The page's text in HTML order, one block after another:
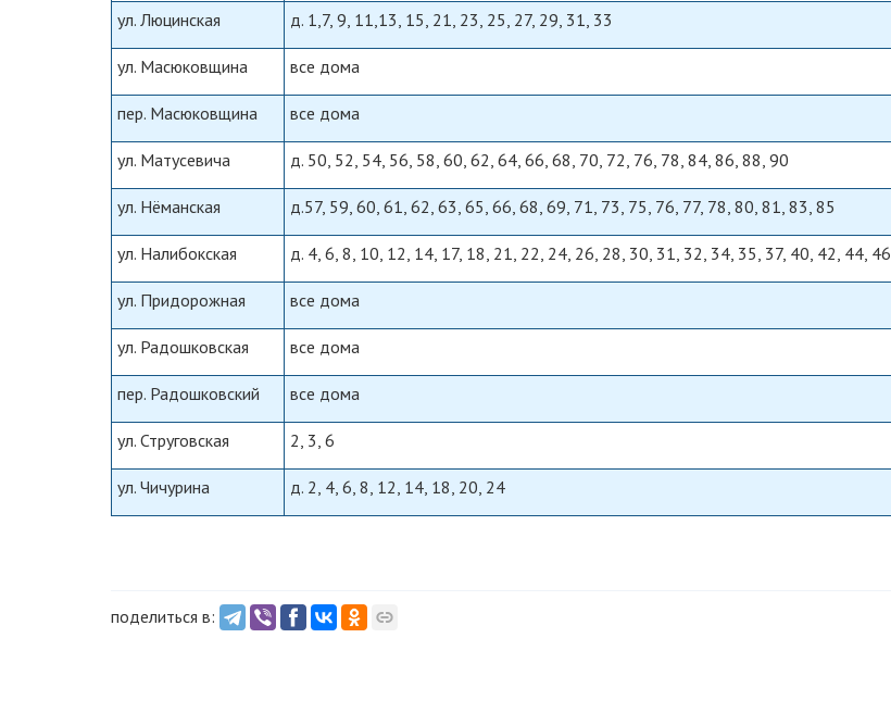
ул. Люцинская д. 1,7, 9, 11,13, 15, 21, 23, 25, 27, 29, 31, 33
ул. Масюковщина все дома
пер. Масюковщина все дома
ул. Матусевича д. 50, 52, 54, 56, 58, 60, 62, 64, 66, 68, 70, 72, 76, 78, 84, 86, 88, 90
ул. Нёманская д.57, 59, 60, 61, 62, 63, 65, 66, 68, 69, 71, 73, 75, 76, 77, 78, 80, 81, 83, 85
ул. Налибокская д. 4, 6, 8, 10, 12, 14, 17, 18, 21, 22, 24, 26, 28, 30, 31, 32, 34, 35, 37, 40, 42, 44, 46
ул. Придорожная все дома
ул. Радошковская все дома
пер. Радошковский все дома
ул. Струговская 2, 3, 6
ул. Чичурина д. 2, 4, 6, 8, 12, 14, 18, 20, 24
поделиться в: